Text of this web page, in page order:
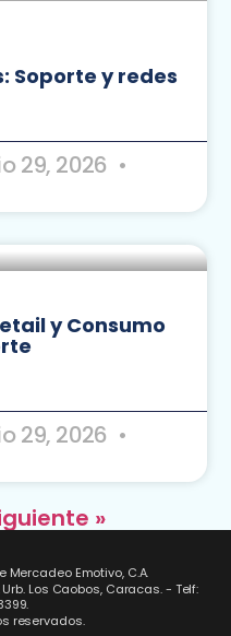
Soporte y redes
29, 2026
y Consumo
29, 2026
»
Mercadeo Emotivo, C.A.
Urb. Los Caobos, Caracas. - Telf:
reservados.